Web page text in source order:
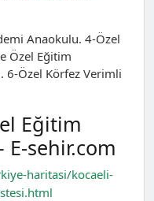
Anaokulu. 4-Özel
Özel Eğitim
Özel Körfez Verimli
Eğitim
E-sehir.com
haritasi/kocaeli-